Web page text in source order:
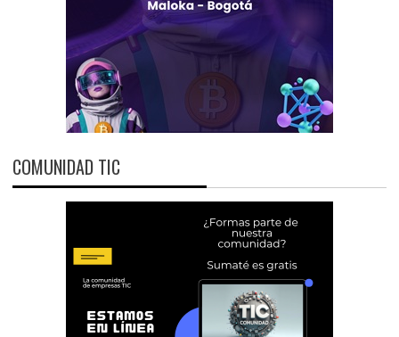
COMUNIDAD TIC